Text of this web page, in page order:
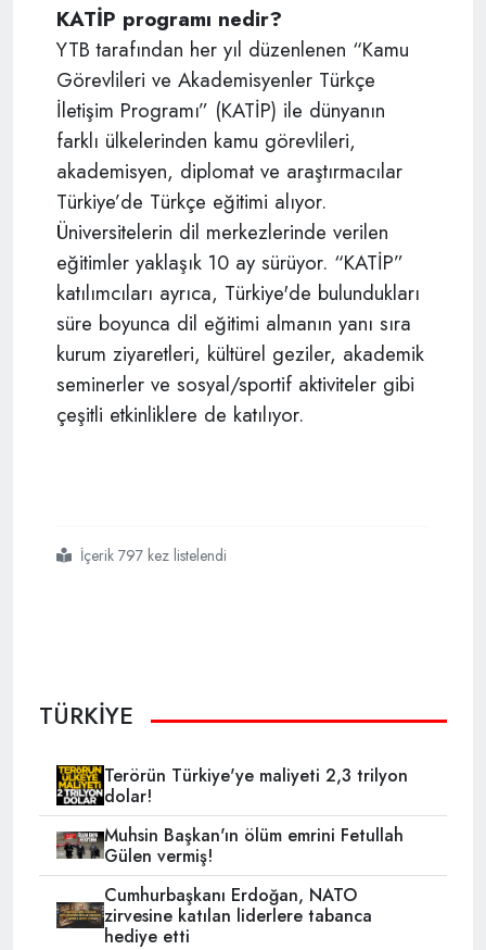
KATİP programı nedir?
YTB tarafından her yıl düzenlenen “Kamu
Görevlileri ve Akademisyenler Türkçe
İletişim Programı” (KATİP) ile dünyanın
farklı ülkelerinden kamu görevlileri,
akademisyen, diplomat ve araştırmacılar
Türkiye’de Türkçe eğitimi alıyor.
Üniversitelerin dil merkezlerinde verilen
eğitimler yaklaşık 10 ay sürüyor. “KATİP”
katılımcıları ayrıca, Türkiye'de bulundukları
süre boyunca dil eğitimi almanın yanı sıra
kurum ziyaretleri, kültürel geziler, akademik
seminerler ve sosyal/sportif aktiviteler gibi
çeşitli etkinliklere de katılıyor.
#ytb
#gambiya
#ısatou jobe
İçerik 797 kez listelendi
TÜRKİYE
Terörün Türkiye'ye maliyeti 2,3 trilyon
dolar!
Muhsin Başkan'ın ölüm emrini Fetullah
Gülen vermiş!
Cumhurbaşkanı Erdoğan, NATO
zirvesine katılan liderlere tabanca
hediye etti